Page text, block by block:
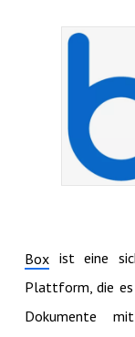
Boxist eine
Plattform, die
Dokumente